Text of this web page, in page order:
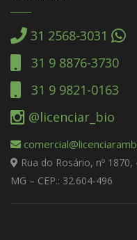
31 2568-3031
31 9 8876-3730
31 9 9821-0163
@licenciar_bio
Rua do Rosário, nº
MG – CEP.: 32.604-496